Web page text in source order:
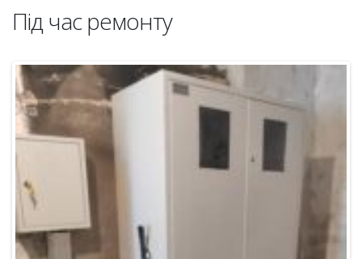
Під час ремонту